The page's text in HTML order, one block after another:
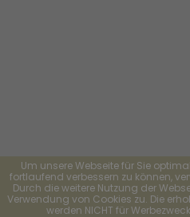
Um unsere Webseite für Sie
fortlaufend verbessern zu können,
Durch die weitere Nutzung der
Verwendung von Cookies zu. Die
werden NICHT für